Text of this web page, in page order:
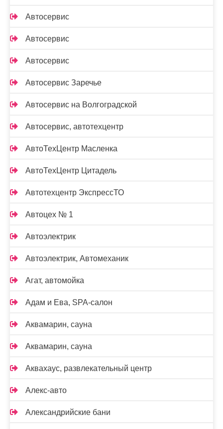
Автосервис
Автосервис
Автосервис
Автосервис Заречье
Автосервис на Волгоградской
Автосервис, автотехцентр
АвтоТехЦентр Масленка
АвтоТехЦентр Цитадель
Автотехцентр ЭкспрессТО
Автоцех № 1
Автоэлектрик
Автоэлектрик, Автомеханик
Агат, автомойка
Адам и Ева, SPA-салон
Аквамарин, сауна
Аквамарин, сауна
Аквахаус, развлекательный центр
Алекс-авто
Александрийские бани